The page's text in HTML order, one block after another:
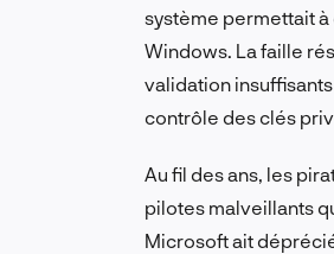
système permettait
Windows. La faille
validation
contrôle des clés
Au fil des ans, les
pilotes malveillants
Microsoft ait